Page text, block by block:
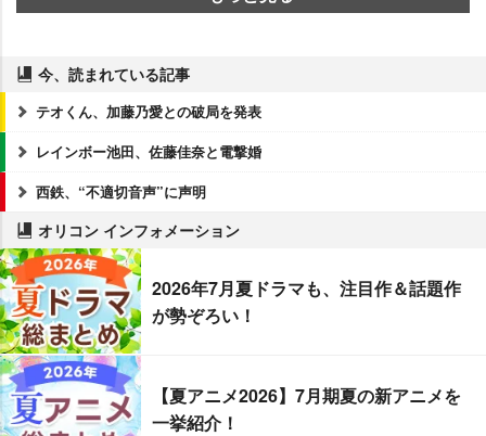
今、読まれている記事
テオくん、加藤乃愛との破局を発表
レインボー池田、佐藤佳奈と電撃婚
西鉄、“不適切音声”に声明
オリコン インフォメーション
2026年7月夏ドラマも、注目作＆話題作
が勢ぞろい！
【夏アニメ2026】7月期夏の新アニメを
一挙紹介！